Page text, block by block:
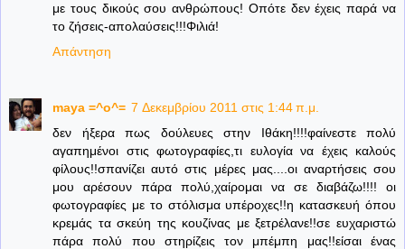
με τους δικούς σου ανθρώπους! Οπότε δεν έχεις παρά να
το ζήσεις-απολαύσεις!!!Φιλιά!
Απάντηση
maya =^o^= 7 Δεκεμβρίου 2011 στις 1:44 π.μ.
δεν ήξερα πως δούλευες στην Ιθάκη!!!!φαίνεστε πολύ
αγαπημένοι στις φωτογραφίες,τι ευλογία να έχεις καλούς
φίλους!!σπανίζει αυτό στις μέρες μας....οι αναρτήσεις σου
μου αρέσουν πάρα πολύ,χαίρομαι να σε διαβάζω!!!! οι
φωτογραφίες με το στόλισμα υπέροχες!!η κατασκευή όπου
κρεμάς τα σκεύη της κουζίνας με ξετρέλανε!!σε ευχαριστώ
πάρα πολύ που στηρίζεις τον μπέμπη μας!!είσαι ένας